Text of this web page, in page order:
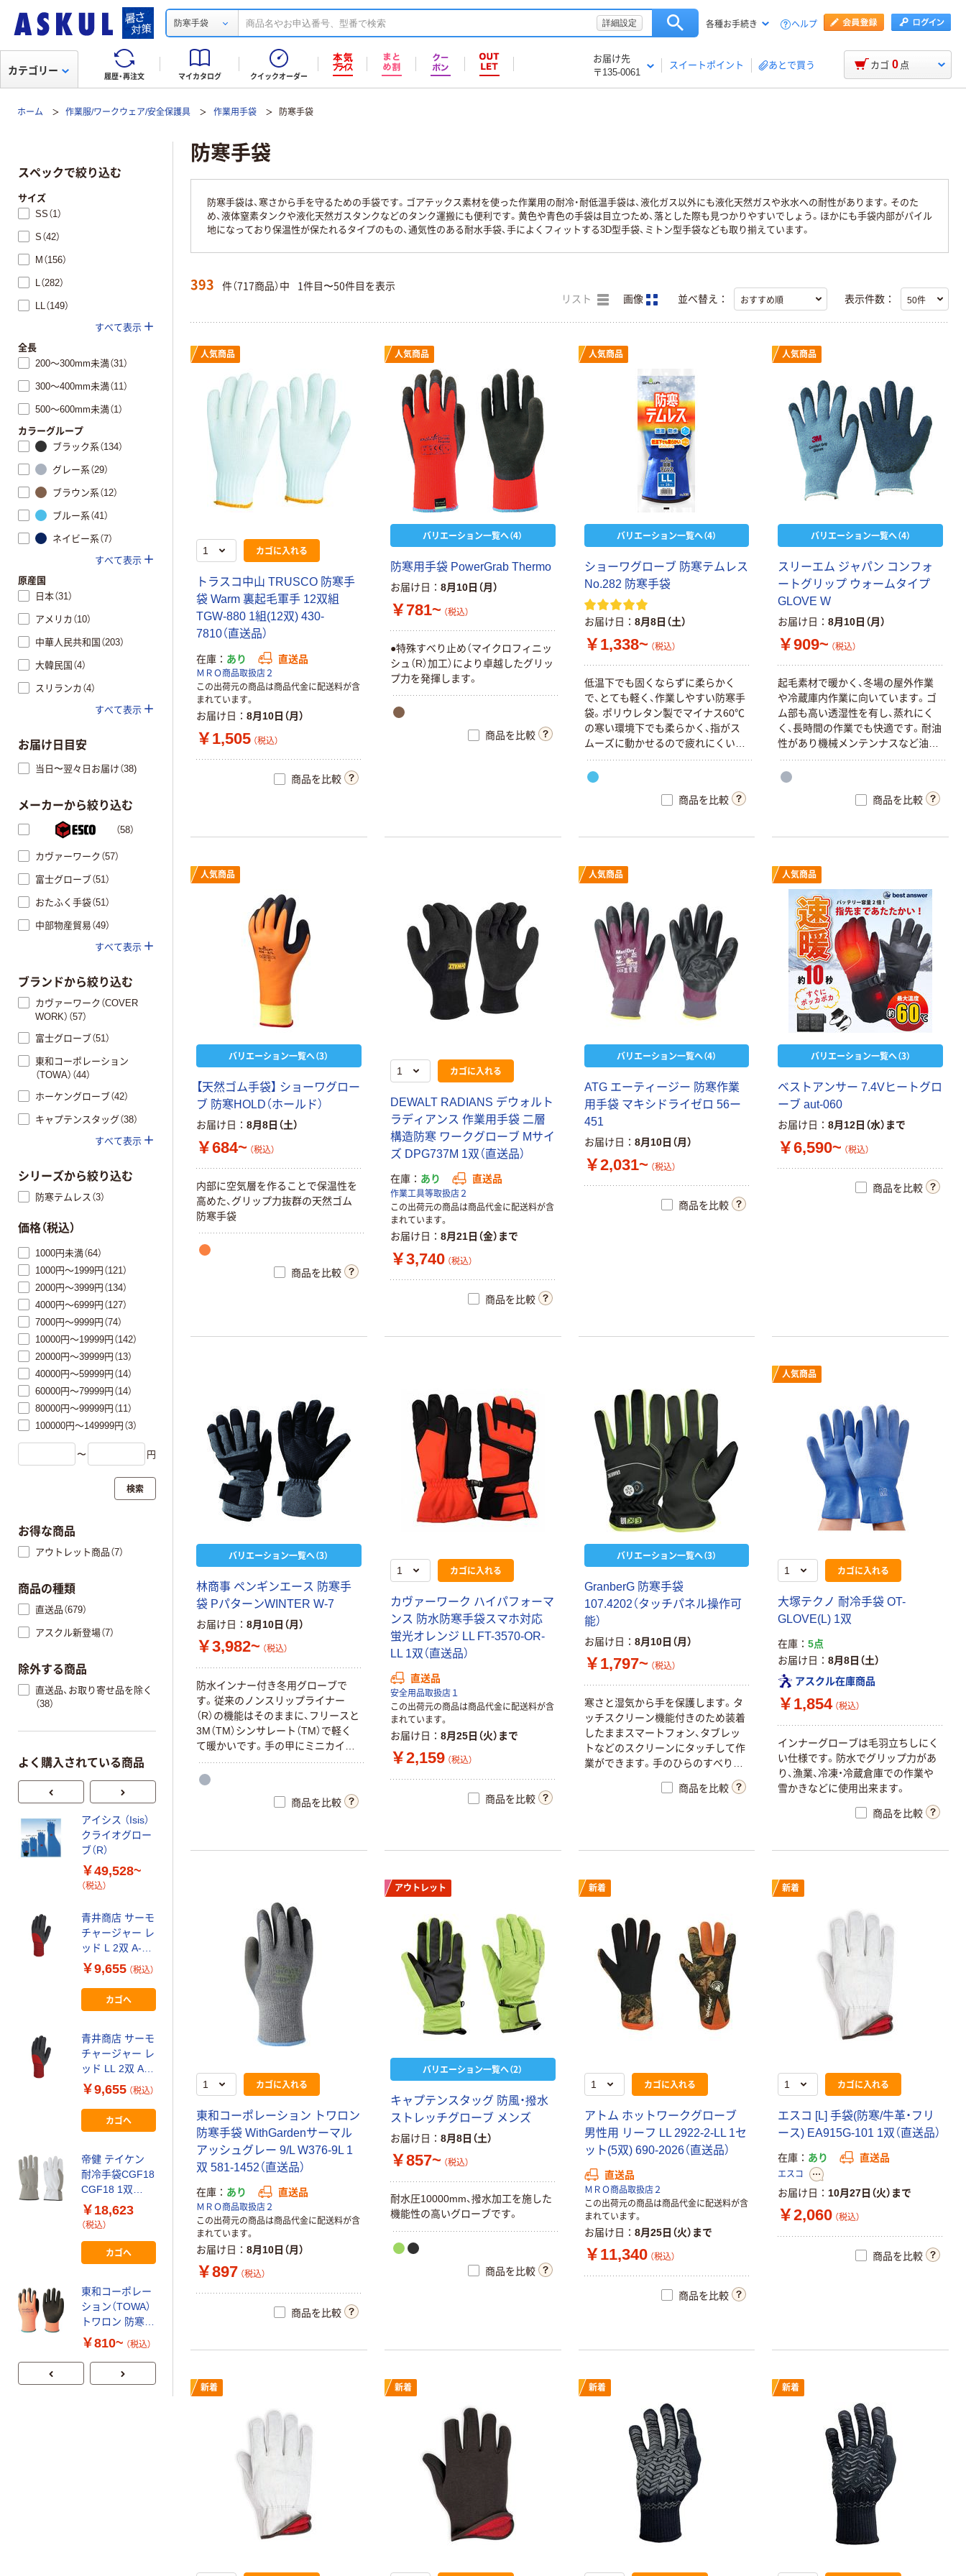
防寒手袋 詳細設定 各種お手続き ヘルプ
履歴・再注文 マイカタログ クイックオーダー
お届け先
〒135-0061
スイートポイント あとで買う
カテゴリー カゴ 0 点
ホーム 作業服/ワークウェア/安全保護具 作業用手袋 防寒手袋
防寒手袋
防寒手袋は、寒さから手を守るための手袋です。ゴアテックス素材を使った作業用の耐冷・耐低温手袋は、液化ガス以外にも液化天然ガスや氷水への耐性があります。そのた
め、液体窒素タンクや液化天然ガスタンクなどのタンク運搬にも便利です。黄色や青色の手袋は目立つため、落とした際も見つかりやすいでしょう。ほかにも手袋内部がパイル
地になっており保温性が保たれるタイプのもの、通気性のある耐水手袋、手によくフィットする3D型手袋、ミトン型手袋なども取り揃えています。
393 件（717商品）中 1件目〜50件目を表示
リスト 画像 並べ替え： 表示件数：
人気商品
カゴに入れる
トラスコ中山 TRUSCO 防寒手
袋 Warm 裏起毛軍手 12双組
TGW-880 1組(12双) 430-
7810（直送品）
在庫 あり 直送品
ＭＲＯ商品取扱店２
この出荷元の商品は商品代金に配送料が含
まれています。
お届け日 8月10日（月）
￥1,505 （税込）
商品を比較
人気商品
バリエーション一覧へ（4）
防寒用手袋 PowerGrab Thermo
お届け日 8月10日（月）
￥781~ （税込）
●特殊すべり止め（マイクロフィニッ
シュ（R）加工）により卓越したグリッ
プ力を発揮します。
商品を比較
人気商品
バリエーション一覧へ（4）
ショーワグローブ 防寒テムレス
No.282 防寒手袋
お届け日 8月8日（土）
￥1,338~ （税込）
低温下でも固くならずに柔らかく
で、とても軽く、作業しやすい防寒手
袋。ポリウレタン製でマイナス60℃
の寒い環境下でも柔らかく、指がス
ムーズに動かせるので疲れにくい。
内側は柔らかいボアタイプの裏起毛
で保温性を高めており、温かい。水を
を持たせ、汗などの湿気を手袋外部
外作業(庭掃除・洗車・除雪)、農業、水
産・漁業、清掃・サービス業、運輸・物
商品を比較
人気商品
バリエーション一覧へ（4）
スリーエム ジャパン コンフォ
ートグリップ ウォームタイプ
GLOVE W
お届け日 8月10日（月）
￥909~ （税込）
起毛素材で暖かく、冬場の屋外作業
や冷蔵庫内作業に向いています。ゴ
ム部も高い透湿性を有し、蒸れにく
く、長時間の作業でも快適です。耐油
性があり機械メンテンナスなど油作
業にも適しています。手にフィット
し、細かい作業にも適しています。荷
時の屋外作業、冷蔵倉庫内作業、日曜
商品を比較
人気商品
バリエーション一覧へ（3）
【天然ゴム手袋】 ショーワグロー
ブ 防寒HOLD（ホールド）
お届け日 8月8日（土）
￥684~ （税込）
内部に空気層を作ることで保温性を
高めた、グリップ力抜群の天然ゴム
防寒手袋
商品を比較
カゴに入れる
DEWALT RADIANS デウォルト
ラディアンス 作業用手袋 二層
構造防寒 ワークグローブ Mサイ
ズ DPG737M 1双（直送品）
在庫 あり 直送品
作業工具等取扱店２
この出荷元の商品は商品代金に配送料が含
まれています。
お届け日 8月21日（金）まで
￥3,740 （税込）
商品を比較
人気商品
バリエーション一覧へ（4）
ATG エーティージー 防寒作業
用手袋 マキシドライゼロ 56ー
451
お届け日 8月10日（月）
￥2,031~ （税込）
商品を比較
人気商品
バリエーション一覧へ（3）
ベストアンサー 7.4Vヒートグロ
ーブ aut-060
お届け日 8月12日（水）まで
￥6,590~ （税込）
商品を比較
バリエーション一覧へ（3）
林商事 ペンギンエース 防寒手
袋 PパターンWINTER W-7
お届け日 8月10日（月）
￥3,982~ （税込）
防水インナー付き冬用グローブで
す。従来のノンスリップライナー
（R）の機能はそのままに、フリースと
3M（TM）シンサレート（TM）で軽く
て暖かいです。手の甲にミニカイロ
などを入れるポケット付きです。防
寒手袋。防水インナー付 手の甲に小
商品を比較
カゴに入れる
カヴァーワーク ハイパフォーマ
ンス 防水防寒手袋スマホ対応
蛍光オレンジ LL FT-3570-OR-
LL 1双（直送品）
直送品
安全用品取扱店１
この出荷元の商品は商品代金に配送料が含
まれています。
お届け日 8月25日（火）まで
￥2,159 （税込）
商品を比較
バリエーション一覧へ（3）
GranberG 防寒手袋
107.4202（タッチパネル操作可
能）
お届け日 8月10日（月）
￥1,797~ （税込）
寒さと湿気から手を保護します。タ
ッチスクリーン機能付きのため装着
したままスマートフォン、タブレッ
トなどのスクリーンにタッチして作
業ができます。手のひらのすべり止
め生地がグリップ力を高めます。ハ
イビズグリーンカラーを採用するこ
感で精密さと正確さが求められる作
寒冷地での建築・土木・組立・整備・品
質管理・倉庫・配送など一般作業に。
商品を比較
人気商品
カゴに入れる
大塚テクノ 耐冷手袋 OT-
GLOVE(L) 1双
在庫
5点
お届け日
8月8日（土）
アスクル在庫商品
￥1,854 （税込）
インナーグローブは毛羽立ちしにく
い仕様です。防水でグリップ力があ
り、漁業、冷凍・冷蔵倉庫での作業や
雪かきなどに使用出来ます。
商品を比較
カゴに入れる
東和コーポレーション トワロン
防寒手袋 WithGardenサーマル
アッシュグレー 9/L W376-9L 1
双 581-1452（直送品）
在庫 あり 直送品
ＭＲＯ商品取扱店２
この出荷元の商品は商品代金に配送料が含
まれています。
お届け日 8月10日（月）
￥897 （税込）
商品を比較
アウトレット
バリエーション一覧へ（2）
キャプテンスタッグ 防風・撥水
ストレッチグローブ メンズ
お届け日 8月8日（土）
￥857~ （税込）
耐水圧10000mm、撥水加工を施した
機能性の高いグローブです。
商品を比較
新着
カゴに入れる
アトム ホットワークグローブ
男性用 リーフ LL 2922-2-LL 1セ
ット(5双) 690-2026（直送品）
直送品
ＭＲＯ商品取扱店２
この出荷元の商品は商品代金に配送料が含
まれています。
お届け日 8月25日（火）まで
￥11,340 （税込）
商品を比較
新着
カゴに入れる
エスコ [L] 手袋(防寒/牛革・フリ
ース) EA915G-101 1双（直送品）
在庫 あり 直送品
エスコ
お届け日 10月27日（火）まで
￥2,060 （税込）
商品を比較
新着 新着 新着 新着
スペックで絞り込む
サイズ
SS（1）
S（42）
M（156）
L（282）
LL（149）
すべて表示
全長
200～300mm未満（31）
300～400mm未満（11）
500～600mm未満（1）
カラーグループ
ブラック系（134）
グレー系（29）
ブラウン系（12）
ブルー系（41）
ネイビー系（7）
すべて表示
原産国
日本（31）
アメリカ（10）
中華人民共和国（203）
大韓民国（4）
スリランカ（4）
すべて表示
お届け日目安
当日〜翌々日お届け（38)
メーカーから絞り込む
（58）
カヴァーワーク（57）
富士グローブ（51）
おたふく手袋（51）
中部物産貿易（49）
すべて表示
ブランドから絞り込む
カヴァーワーク（COVER
WORK）（57）
富士グローブ（51）
東和コーポレーション
（TOWA）（44）
ホーケングローブ（42）
キャプテンスタッグ（38）
すべて表示
シリーズから絞り込む
防寒テムレス（3）
価格（税込）
1000円未満（64）
1000円～1999円（121）
2000円～3999円（134）
4000円～6999円（127）
7000円～9999円（74）
10000円～19999円（142）
20000円～39999円（13）
40000円～59999円（14）
60000円～79999円（14）
80000円～99999円（11）
100000円～149999円（3）
〜 円
検索
お得な商品
アウトレット商品（7）
商品の種類
直送品（679）
アスクル新登場（7）
除外する商品
直送品、お取り寄せ品を除く
（38）
よく購入されている商品
アイシス （Isis）
クライオグロー
ブ（R）
￥49,528~
（税込）
青井商店 サーモ
チャージャー レ
ッド L 2双 A-
919-L-2P 1セッ
ト(5双)（直送品）
￥9,655 （税込）
カゴへ
青井商店 サーモ
チャージャー レ
ッド LL 2双 A-
919-LL-2P 1セ
ット(5双)（直送
品）
￥9,655 （税込）
カゴへ
帝健 テイケン
耐冷手袋CGF18
CGF18 1双
298-0487（直送
品）
￥18,623
（税込）
カゴへ
東和コーポレー
ション（TOWA）
トワロン 防寒手
袋 PowerGrab
Thermodex 328
￥810~ （税込）
￥1,038~
アトム ホットラ
イン フリーサ
イズ 10双組
184 フリー（直
送品）
￥4,785 （税込）
カゴへ
パール金属 CS
スポーツ反射グ
￥3,296~
（税込）
富士手袋工業 富
士手袋 防寒 裏
起毛軍手 10双組
5300 1組(10双)
品）
￥962 （税込）
カゴへ
東和コーポレー
ション トワロン
防寒手袋
レー 8/M W376-
9772（直送品）
￥897 （税込）
￥748~
ブ（R）
チャージャー レ
ッド L 2双 A-
919-L-2P 1セッ
ト(5双)（直送品）
（税込）
919-LL-2P 1セ
ット(5双)（直送
￥9,655 （税込）
カゴへ
帝健 テイケン
耐冷手袋CGF18
CGF18 1双
298-0487（直送
￥18,623
カゴへ
Thermodex 328